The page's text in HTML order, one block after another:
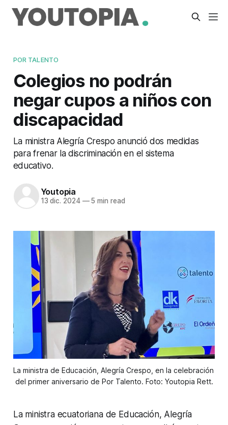
POR TALENTO
Colegios no podrán
negar cupos a niños con
discapacidad
La ministra Alegría Crespo anunció dos medidas
para frenar la discriminación en el sistema
educativo.
Youtopia
13 dic. 2024 —5 min read
La ministra de Educación, Alegría Crespo, en la celebración
del primer aniversario de Por Talento. Foto: Youtopia Rett.
La ministra ecuatoriana de Educación, Alegría